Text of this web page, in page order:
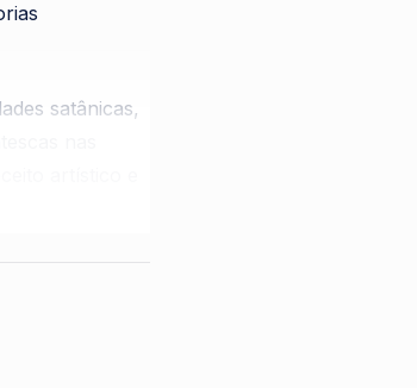
satânicas,
artístico e
é osapo-
de